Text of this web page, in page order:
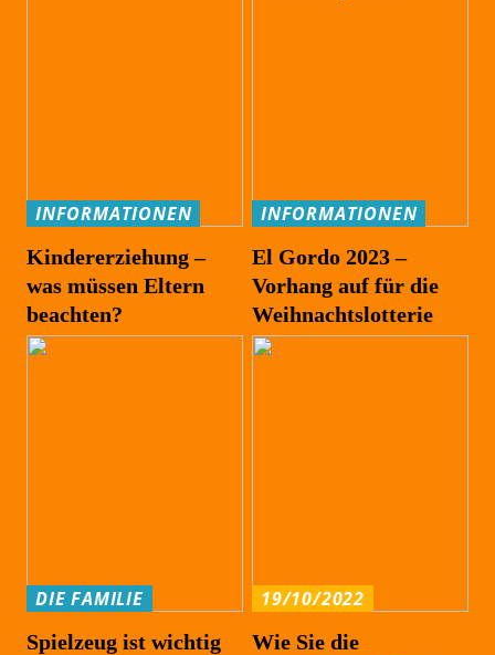
INFORMATIONEN
Kindererziehung –
was müssen Eltern
beachten?
INFORMATIONEN
El Gordo 2023 –
Vorhang auf für die
Weihnachtslotterie
DIE FAMILIE
Spielzeug ist wichtig
19/10/2022
Wie Sie die